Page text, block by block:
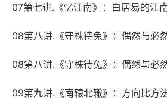
07第七讲.《忆江南》：白居易的江
08第八讲.《守株待兔》：偶然与必
08第八讲.《守株待兔》：偶然与必
09第九讲.《南辕北辙》：方向比方